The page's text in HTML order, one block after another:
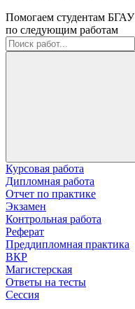
Помогаем студентам БГАУ
по следующим работам
Курсовая работа
Дипломная работа
Отчет по практике
Экзамен
Контрольная работа
Реферат
Преддипломная практика
ВКР
Магистерская
Ответы на тесты
Сессия